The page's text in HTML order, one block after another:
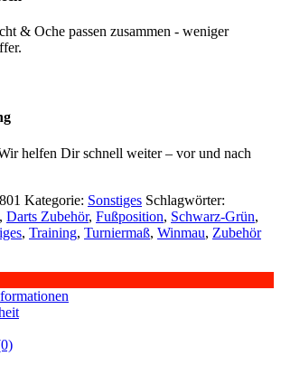
& Oche passen zusammen - weniger
helfen Dir schnell weiter – vor und nach
Kategorie: Sonstiges Schlagwörter:
, Darts Zubehör, Fußposition, Schwarz-Grün,
, Training, Turniermaß, Winmau, Zubehör